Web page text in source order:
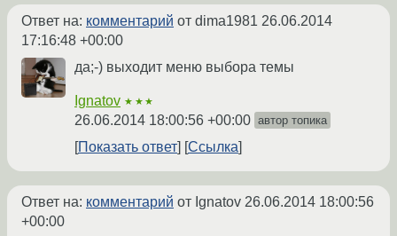
Ответ на: комментарий от dima1981 26.06.2014
17:16:48 +00:00
да;-) выходит меню выбора темы
Ignatov ★★★
26.06.2014 18:00:56 +00:00 автор топика
Показать ответ Ссылка
Ответ на: комментарий от Ignatov 26.06.2014 18:00:56
+00:00